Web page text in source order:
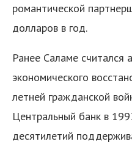
романтической
долларов в год.
Ранее Саламе считался
экономического
летней гражданской
Центральный банк в
десятилетий